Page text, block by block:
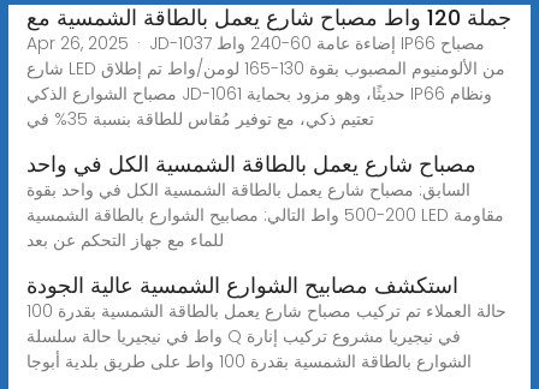
جملة 120 واط مصباح شارع يعمل بالطاقة الشمسية مع
Apr 26, 2025 · JD-1037 إضاءة عامة 60-240 واط IP66 مصباح
شارع LED من الألومنيوم المصبوب بقوة 130-165 لومن/واط تم إطلاق
مصباح الشوارع الذكي JD-1061 حديثًا، وهو مزود بحماية IP66 ونظام
تعتيم ذكي، مع توفير مُقاس للطاقة بنسبة 35% في
مصباح شارع يعمل بالطاقة الشمسية الكل في واحد
السابق: مصباح شارع يعمل بالطاقة الشمسية الكل في واحد بقوة
200-500 واط التالي: مصابيح الشوارع بالطاقة الشمسية LED مقاومة
للماء مع جهاز التحكم عن بعد
استكشف مصابيح الشوارع الشمسية عالية الجودة
حالة العملاء تم تركيب مصباح شارع يعمل بالطاقة الشمسية بقدرة 100
واط في نيجيريا حالة سلسلة Q في نيجيريا مشروع تركيب إنارة
الشوارع بالطاقة الشمسية بقدرة 100 واط على طريق بلدية أبوجا